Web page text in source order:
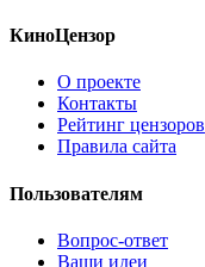
КиноЦензор
О проекте
Контакты
Рейтинг цензоров
Правила сайта
Пользователям
Вопрос-ответ
Ваши идеи